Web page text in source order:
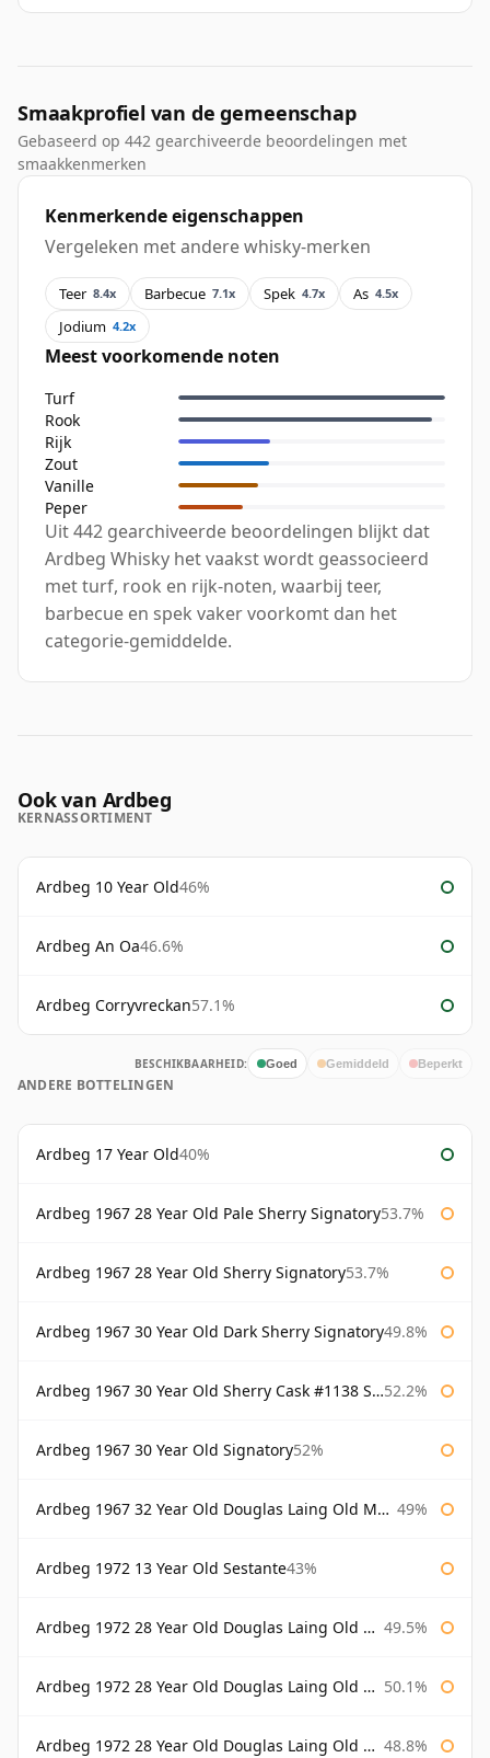
Smaakprofiel van de gemeenschap
Gebaseerd op 442 gearchiveerde beoordelingen met
smaakkenmerken
Kenmerkende eigenschappen
Vergeleken met andere whisky-merken
Teer 8.4x Barbecue 7.1x Spek 4.7x As 4.5x
Jodium 4.2x
Meest voorkomende noten
Turf
Rook
Rijk
Zout
Vanille
Peper
Uit 442 gearchiveerde beoordelingen blijkt dat
Ardbeg Whisky het vaakst wordt geassocieerd
met turf, rook en rijk-noten, waarbij teer,
barbecue en spek vaker voorkomt dan het
categorie-gemiddelde.
Ook van Ardbeg
KERNASSORTIMENT
Ardbeg 10 Year Old46%
Ardbeg An Oa46.6%
Ardbeg Corryvreckan57.1%
BESCHIKBAARHEID: Goed Gemiddeld Beperkt
ANDERE BOTTELINGEN
Ardbeg 17 Year Old40%
Ardbeg 1967 28 Year Old Pale Sherry Signatory53.7%
Ardbeg 1967 28 Year Old Sherry Signatory53.7%
Ardbeg 1967 30 Year Old Dark Sherry Signatory49.8%
Ardbeg 1967 30 Year Old Sherry Cask #1138 Signatory 52.2%
Ardbeg 1967 30 Year Old Signatory52%
Ardbeg 1967 32 Year Old Douglas Laing Old Malt Cask 49%
Ardbeg 1972 13 Year Old Sestante43%
Ardbeg 1972 28 Year Old Douglas Laing Old Malt Cask 49.5%
Ardbeg 1972 28 Year Old Douglas Laing Old Malt Cask Bottled 2000 50.1%
Ardbeg 1972 28 Year Old Douglas Laing Old Malt Cask Bottled 2001 48.8%